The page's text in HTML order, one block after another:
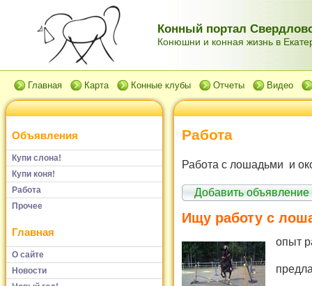
Конный портал
Конюшни и конная жизнь в
Главная Карта Конные клубы Отчеты Видео
Объявления
Купи слона!
Купи коня!
Работа
Прочее
Главная
О сайте
Новости
Работа
Работа с лошадьми и
Добавить объявление
Ищу работу с
опыт